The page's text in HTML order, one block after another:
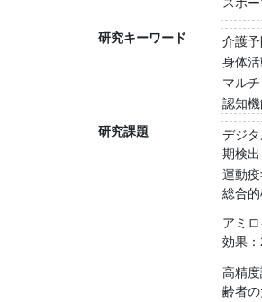
研究キーワード
介護
身体
マル
認知
研究課題
デジ
期検
運動
総合
アミ
効果
高精
齢者